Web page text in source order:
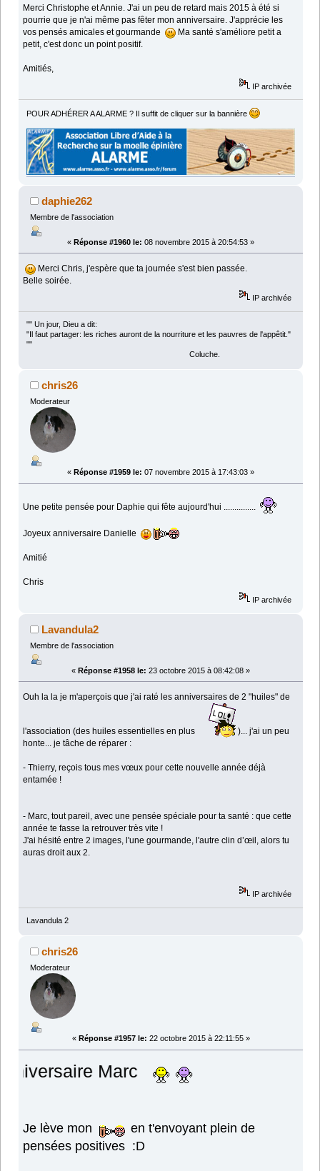
Merci Christophe et Annie. J'ai un peu de retard mais 2015 à été si
pourrie que je n'ai même pas fêter mon anniversaire. J'apprécie les
vos pensés amicales et gourmande
Ma santé s'améliore petit a
petit, c'est donc un point positif.
Amitiés,
IP archivée
POUR ADHÉRER A ALARME ? Il suffit de cliquer sur la bannière
daphie262
Membre de l'association
« Réponse #1960 le: 08 novembre 2015 à 20:54:53 »
Merci Chris, j'espère que ta journée s'est bien passée.
Belle soirée.
IP archivée
"" Un jour, Dieu a dit:
"Il faut partager: les riches auront de la nourriture et les pauvres de l'appêtit."
""
Coluche.
chris26
Moderateur
« Réponse #1959 le: 07 novembre 2015 à 17:43:03 »
Une petite pensée pour Daphie qui fête aujourd'hui ...............
Joyeux anniversaire Danielle
Amitié
Chris
IP archivée
Lavandula2
Membre de l'association
« Réponse #1958 le: 23 octobre 2015 à 08:42:08 »
Ouh la la je m'aperçois que j'ai raté les anniversaires de 2 "huiles" de
l'association (des huiles essentielles en plus
)... j'ai un peu
honte... je tâche de réparer :
- Thierry, reçois tous mes vœux pour cette nouvelle année déjà
entamée !
- Marc, tout pareil, avec une pensée spéciale pour ta santé : que cette
année te fasse la retrouver très vite !
J'ai hésité entre 2 images, l'une gourmande, l'autre clin d’œil, alors tu
auras droit aux 2.
IP archivée
Lavandula 2
chris26
Moderateur
« Réponse #1957 le: 22 octobre 2015 à 22:11:55 »
Marc
Je lève mon
en t'envoyant plein de
pensées positives :D